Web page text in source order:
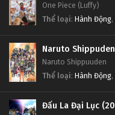
One Piece (Luffy)
Thể loại: Hành Động,
Naruto
Naruto Shippuuden
Thể loại: Hành Động,
Đấu La Đại Lục